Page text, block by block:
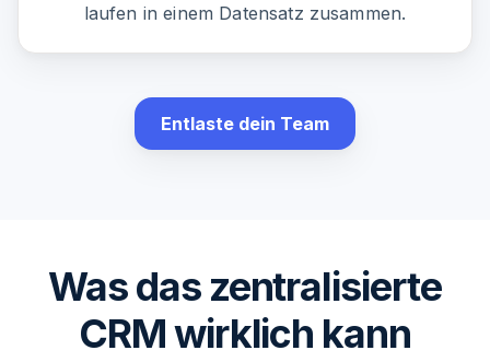
laufen in einem Datensatz zusammen.
Entlaste dein Team
Was das zentralisierte
CRM wirklich kann